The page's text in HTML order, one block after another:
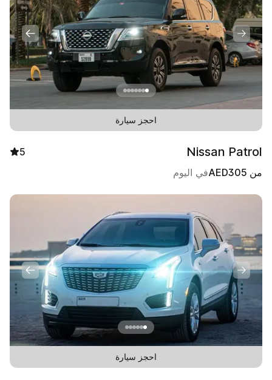
احجز سيارة
Nissan Patrol
5
من 305
AEDفي اليوم
احجز سيارة